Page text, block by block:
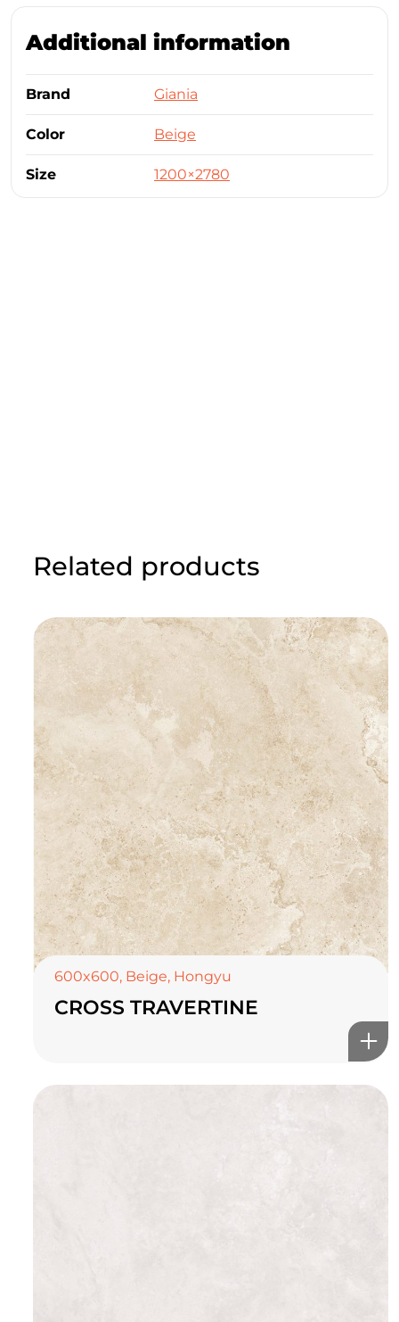
Additional information
Brand Giania
Color Beige
Size 1200×2780
Related products
600x600, Beige, Hongyu
CROSS TRAVERTINE